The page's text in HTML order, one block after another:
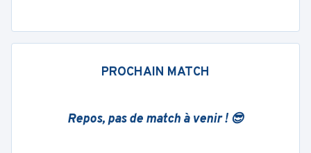
PROCHAIN MATCH
Repos, pas de match à venir ! 😎